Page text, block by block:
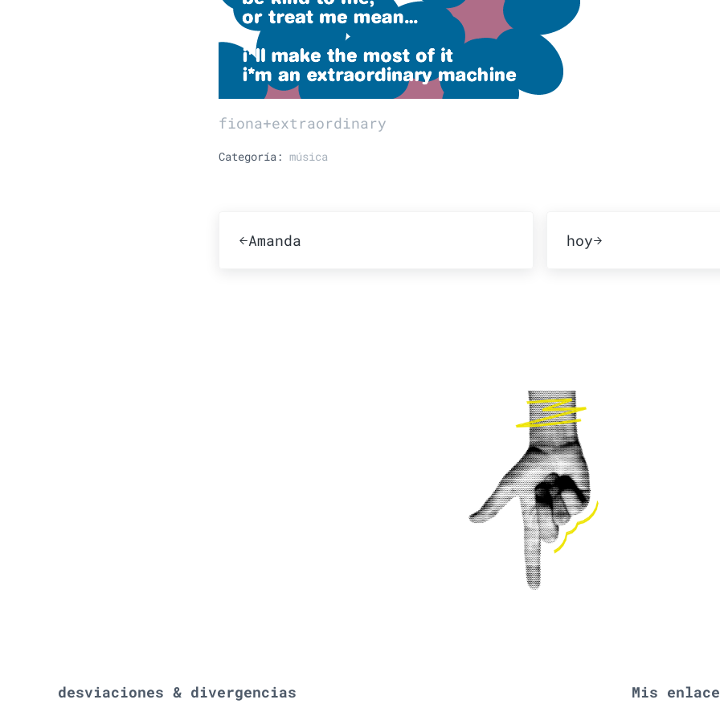
fiona+extraordinary
Categoría: música
Amanda
hoy
desviaciones & divergencias Mis